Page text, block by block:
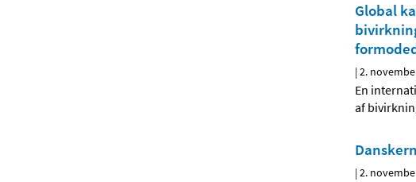
Global
|2.
En
af
|2.